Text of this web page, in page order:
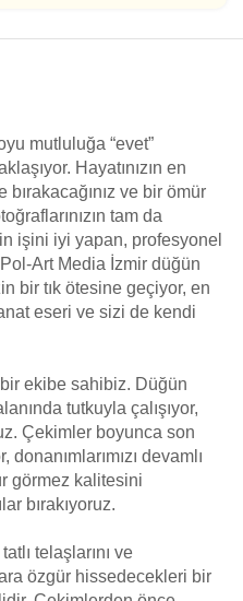
mutluluğa “evet”
Hayatınızın en
ve bir ömür
tam da
işini iyi yapan, profesyonel
Art Media İzmir düğün
bir tık ötesine geçiyor, en
eseri ve sizi de kendi
ekibe sahibiz. Düğün
tutkuyla çalışıyor,
Çekimler boyunca son
devamlı
görmez kalitesini
bırakıyoruz.
telaşlarını ve
özgür hissedecekleri bir